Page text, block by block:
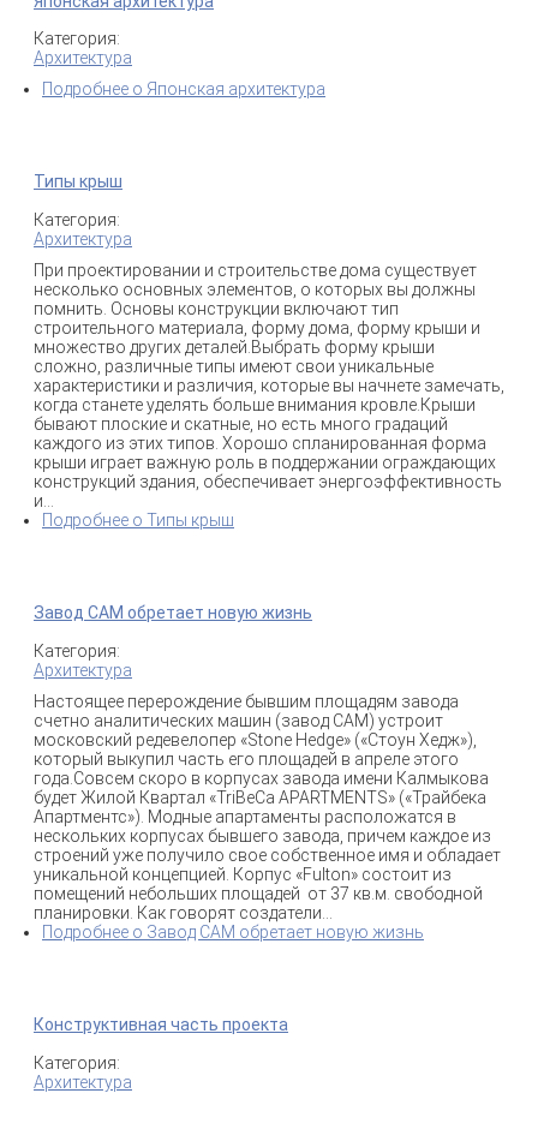
Категория:
Архитектура
Подробнее о Японская архитектура
Типы крыш
Категория:
Архитектура
При проектировании и строительстве дома существует
несколько основных элементов, о которых вы должны
помнить. Основы конструкции включают тип
строительного материала, форму дома, форму крыши и
множество других деталей.Выбрать форму крыши
сложно, различные типы имеют свои уникальные
характеристики и различия, которые вы начнете замечать,
когда станете уделять больше внимания кровле.Крыши
бывают плоские и скатные, но есть много градаций
каждого из этих типов. Хорошо спланированная форма
крыши играет важную роль в поддержании ограждающих
конструкций здания, обеспечивает энергоэффективность
и...
Подробнее о Типы крыш
Завод САМ обретает новую жизнь
Категория:
Архитектура
Настоящее перерождение бывшим площадям завода
счетно аналитических машин (завод САМ) устроит
московский редевелопер «Stone Hedge» («Стоун Хедж»),
который выкупил часть его площадей в апреле этого
года.Совсем скоро в корпусах завода имени Калмыкова
будет Жилой Квартал «TriBeCa APARTMENTS» («Трайбека
Апартментс»). Модные апартаменты расположатся в
нескольких корпусах бывшего завода, причем каждое из
строений уже получило свое собственное имя и обладает
уникальной концепцией. Корпус «Fulton» состоит из
помещений небольших площадей от 37 кв.м. свободной
планировки. Как говорят создатели...
Подробнее о Завод САМ обретает новую жизнь
Конструктивная часть проекта
Категория:
Архитектура